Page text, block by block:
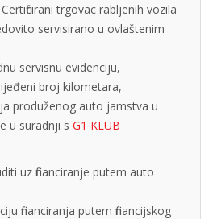
trgovac rabljenih vozila
servisirano u ovlaštenim
servisnu evidenciju,
broj kilometara,
produženog auto jamstva u
u suradnji s G1 KLUB
uz financiranje putem auto
financiranja putem financijskog